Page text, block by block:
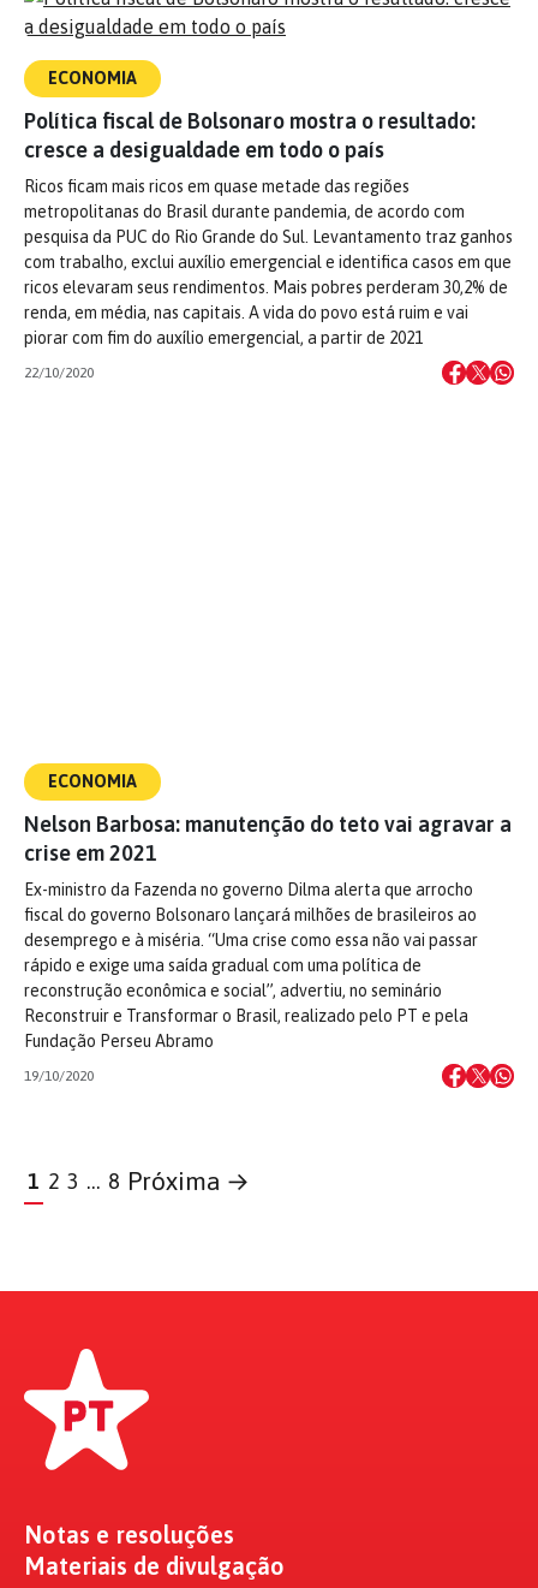
ECONOMIA
Política fiscal de Bolsonaro mostra o resultado:
cresce a desigualdade em todo o país
Ricos ficam mais ricos em quase metade das regiões
metropolitanas do Brasil durante pandemia, de acordo com
pesquisa da PUC do Rio Grande do Sul. Levantamento traz ganhos
com trabalho, exclui auxílio emergencial e identifica casos em que
ricos elevaram seus rendimentos. Mais pobres perderam 30,2% de
renda, em média, nas capitais. A vida do povo está ruim e vai
piorar com fim do auxílio emergencial, a partir de 2021
22/10/2020
ECONOMIA
Nelson Barbosa: manutenção do teto vai agravar a
crise em 2021
Ex-ministro da Fazenda no governo Dilma alerta que arrocho
fiscal do governo Bolsonaro lançará milhões de brasileiros ao
desemprego e à miséria. “Uma crise como essa não vai passar
rápido e exige uma saída gradual com uma política de
reconstrução econômica e social”, advertiu, no seminário
Reconstruir e Transformar o Brasil, realizado pelo PT e pela
Fundação Perseu Abramo
19/10/2020
1 2 3 … 8 Próxima →
Notas e resoluções
Materiais de divulgação